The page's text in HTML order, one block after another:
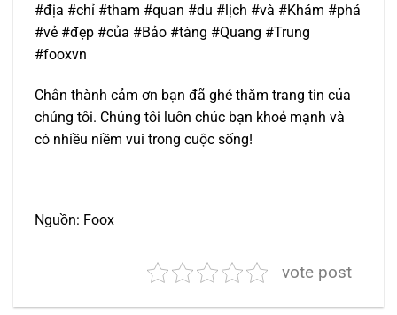
#địa #chỉ #tham #quan #du #lịch #và #Khám #phá
#vẻ #đẹp #của #Bảo #tàng #Quang #Trung
#fooxvn
Chân thành cảm ơn bạn đã ghé thăm trang tin của
chúng tôi. Chúng tôi luôn chúc bạn khoẻ mạnh và
có nhiều niềm vui trong cuộc sống!
Nguồn: Foox
vote post